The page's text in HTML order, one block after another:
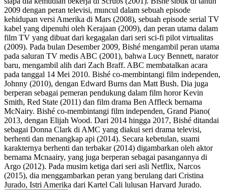
2009 dengan peran televisi, muncul dalam sebuah episode
kehidupan versi Amerika di Mars (2008), sebuah episode serial TV
kabel yang dipenuhi oleh Kerajaan (2009), dan peran utama dalam
film TV yang dibuat dari kegagalan dari seri sci-fi pilot virtualitas
(2009). Pada bulan Desember 2009, Bishé mengambil peran utama
pada saluran TV medis ABC (2001), bahwa Lucy Bennett, narator
baru, mengambil alih dari Zach Braff. ABC membatalkan acara
pada tanggal 14 Mei 2010. Bishé co-membintangi film independen,
Johnny (2010), dengan Edward Burns dan Matt Bush. Dia juga
berperan sebagai pemeran pendukung dalam film horor Kevin
Smith, Red State (2011) dan film drama Ben Affleck bernama
McNairy. Bishé co-membintangi film independen, Grand Piano(
2013, dengan Elijah Wood. Dari 2014 hingga 2017, Bishé ditandai
sebagai Donna Clark di AMC yang diakui seri drama televisi,
berhenti dan menangkap api (2014). Secara kebetulan, suami
karakternya berhenti dan terbakar (2014) digambarkan oleh aktor
bernama Mcnaairy, yang juga berperan sebagai pasangannya di
Argo (2012). Pada musim ketiga dari seri asli Netflix, Narcos
(2015), dia menggambarkan peran yang berulang dari Cristina
Jurado, Istri Amerika dari Kartel Cali lulusan Harvard Jurado.